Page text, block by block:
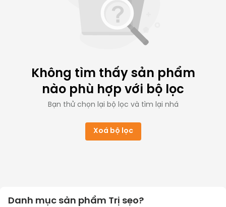
Không tìm thấy sản phẩm
nào phù hợp với bộ lọc
Bạn thử chọn lại bộ lọc và tìm lại nhá
Xoá bộ lọc
Danh mục sản phẩm Trị sẹo?